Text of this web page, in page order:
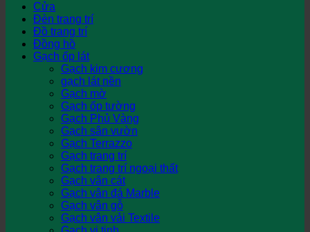
Cửa
Đèn trang trí
Đồ trang trí
Đồng hồ
Gạch ốp lát
Gạch kim cương
gạch lát nền
Gạch mờ
Gạch ốp tường
Gạch Phủ Vàng
Gạch sân vườn
Gạch Terrazzo
Gạch trang trí
Gạch trang trí ngoại thất
Gạch vân cát
Gạch vân đá Marble
Gạch vân gỗ
Gạch vân vải Textile